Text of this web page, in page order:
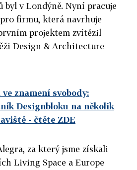
byl v Londýně. Nyní pracuje
firmu, která navrhuje
projektem zvítězil
Design & Architecture
znamení svobody:
Designbloku na několik
- čtěte ZDE
za který jsme získali
Living Space a Europe